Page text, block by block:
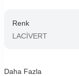
Renk
LACİVERT
Daha Fazla